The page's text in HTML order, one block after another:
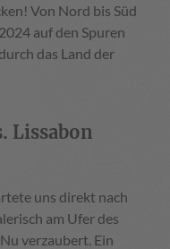
Von Nord bis Süd
auf den Spuren
das Land der
Lissabon
uns direkt nach
am Ufer des
verzaubert. Ein